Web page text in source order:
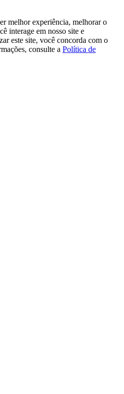
melhor experiência, melhorar o
interage em nosso site e
este site, você concorda com o
consulte a Política de